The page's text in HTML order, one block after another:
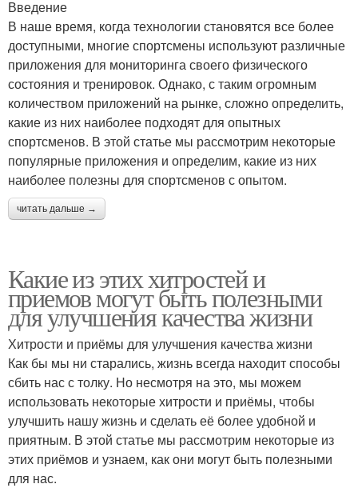
Введение
В наше время, когда технологии становятся все более
доступными, многие спортсмены используют различные
приложения для мониторинга своего физического
состояния и тренировок. Однако, с таким огромным
количеством приложений на рынке, сложно определить,
какие из них наиболее подходят для опытных
спортсменов. В этой статье мы рассмотрим некоторые
популярные приложения и определим, какие из них
наиболее полезны для спортсменов с опытом.
читать дальше →
Какие из этих хитростей и
приемов могут быть полезными
для улучшения качества жизни
Хитрости и приёмы для улучшения качества жизни
Как бы мы ни старались, жизнь всегда находит способы
сбить нас с толку. Но несмотря на это, мы можем
использовать некоторые хитрости и приёмы, чтобы
улучшить нашу жизнь и сделать её более удобной и
приятным. В этой статье мы рассмотрим некоторые из
этих приёмов и узнаем, как они могут быть полезными
для нас.